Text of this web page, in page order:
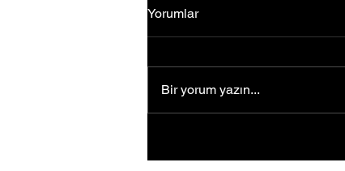
Üretime Geçti: İstanbul’daki
Yorumlar
Bir yorum yazın...